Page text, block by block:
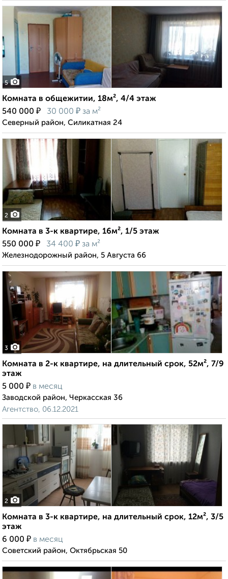
5
Комната в общежитии, 18м², 4/4 этаж
540 000 ₽ 30 000 ₽ за м²
Северный район, Силикатная 24
2
Комната в 3-к квартире, 16м², 1/5 этаж
550 000 ₽ 34 400 ₽ за м²
Железнодорожный район, 5 Августа 66
3
Комната в 2-к квартире, на длительный срок, 52м², 7/9
этаж
5 000 ₽ в месяц
Заводской район, Черкасская 36
Агентство, 06.12.2021
2
Комната в 3-к квартире, на длительный срок, 12м², 3/5
этаж
6 000 ₽ в месяц
Советский район, Октябрьская 50